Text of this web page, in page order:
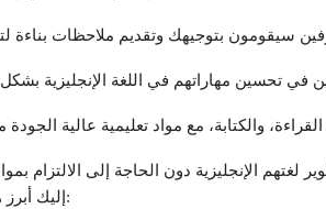
الإنجليزية دون الحاجة إلى الالتزام
إليك أبرز هذه الدورات: